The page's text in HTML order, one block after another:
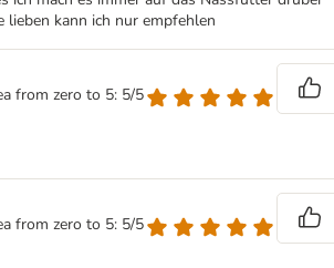
lieben kann ich nur empfehlen
from zero to 5: 5/5
from zero to 5: 5/5